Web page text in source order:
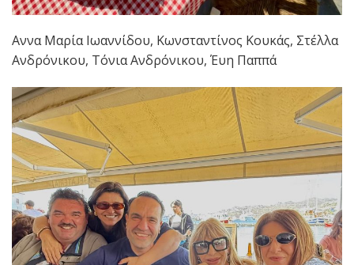
Αννα Μαρία Ιωαννίδου, Κωνσταντίνος Κουκάς, Στέλλα
Ανδρόνικου, Τόνια Ανδρόνικου, Έυη Παππά